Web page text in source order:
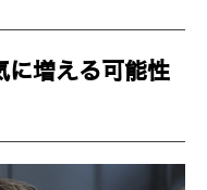
増える可能性